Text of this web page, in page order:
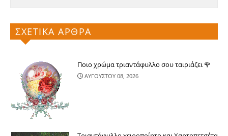
ΣΧΕΤΙΚΑ ΑΡΘΡΑ
Ποιο χρώμα τριαντάφυλλο σου ταιριάζει 🌹
ΑΥΓΟΥΣΤΟΥ 08, 2026